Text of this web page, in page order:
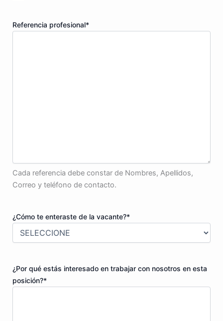
Referencia profesional*
Cada referencia debe constar de Nombres, Apellidos,
Correo y teléfono de contacto.
¿Cómo te enteraste de la vacante?*
¿Por qué estás interesado en trabajar con nosotros en esta
posición?*